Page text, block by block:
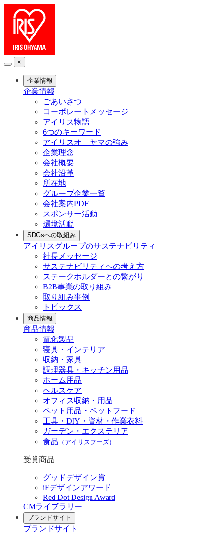
×
企業情報
企業情報
ごあいさつ
コーポレートメッセージ
アイリス物語
6つのキーワード
アイリスオーヤマの強み
企業理念
会社概要
会社沿革
所在地
グループ企業一覧
会社案内PDF
スポンサー活動
環境活動
SDGsへの取組み
アイリスグループのサステナビリティ
社長メッセージ
サステナビリティへの考え方
ステークホルダーとの繋がり
B2B事業の取り組み
取り組み事例
トピックス
商品情報
商品情報
電化製品
寝具・インテリア
収納・家具
調理器具・キッチン用品
ホーム用品
ヘルスケア
オフィス収納・用品
ペット用品・ペットフード
工具・DIY・資材・作業衣料
ガーデン・エクステリア
食品 （アイリスフーズ）
受賞商品
グッドデザイン賞
iFデザインアワード
Red Dot Design Award
CMライブラリー
ブランドサイト
ブランドサイト